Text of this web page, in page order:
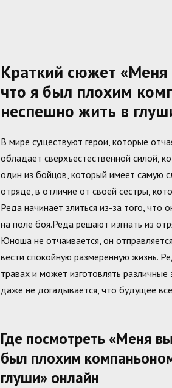
Краткий сюжет «Меня
что я был плохим
неспешно жить в
В мире существуют герои, которые
обладает сверхъестественной силой,
один из бойцов, который имеет самую
отряде, в отличие от своей сестры,
Реда начинает злиться из-за того,
на поле боя.Реда решают изгнать из
Юноша не отчаивается, он
вести спокойную размеренную жизнь.
травах и может изготовлять
даже не догадывается, что будущее
Где посмотреть «Меня
был плохим
глуши» онлайн